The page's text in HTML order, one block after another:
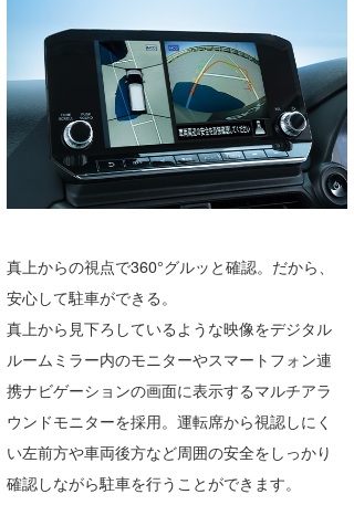
真上からの視点で360°グルッと確認。だから、
安心して駐車ができる。
真上から見下ろしているような映像をデジタル
ルームミラー内のモニターやスマートフォン連
携ナビゲーションの画面に表示するマルチアラ
ウンドモニターを採用。運転席から視認しにく
い左前方や車両後方など周囲の安全をしっかり
確認しながら駐車を行うことができます。
KOBU
MIN
mitz
S.K
Soulman
VAGY
waka☆=
YUKI☆
たっちー